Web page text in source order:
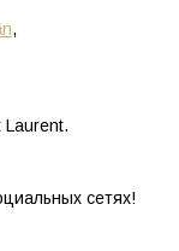
,
Laurent.
сетях!